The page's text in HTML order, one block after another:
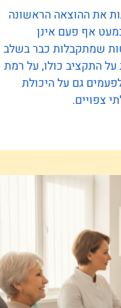
את ההוצאה הראשונה
אף פעם אינן
שמתקבלות כבר בשלב
התקציב כולו, על רמת
גם על היכולת
צפויים.